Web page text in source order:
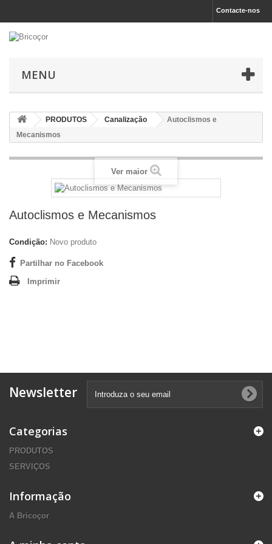
Contacte-nos
MENU
PRODUTOS Canalização
Autoclismos e
Mecanismos
Ver maior
Autoclismos e Mecanismos
Condição: Novo produto
Partilhar no Facebook
Imprimir
Newsletter
Categorias
PRODUTOS
SERVIÇOS
Informação
A Bricoçor